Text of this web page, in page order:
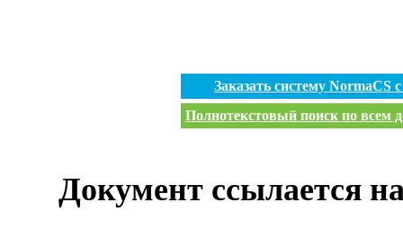
Заказать систему
Полнотекстовый поиск по всем
Документ ссылается